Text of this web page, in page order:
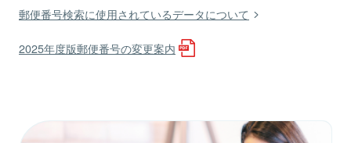
郵便番号検索に使用されているデータについて
2025年度版郵便番号の変更案内